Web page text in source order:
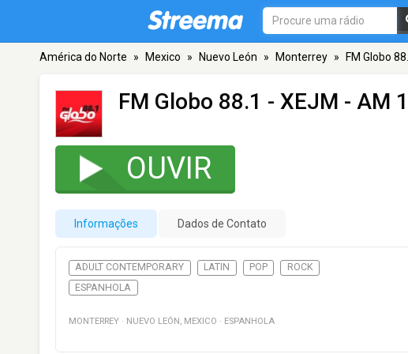
América do Norte » Mexico » Nuevo León » Monterrey » FM Globo
FM Globo 88.1 - XEJM - AM
OUVIR
Informações Dados de Contato
ADULT CONTEMPORARY LATIN POP
ROCK
ESPANHOLA
MONTERREY · NUEVO LEÓN , MEXICO · ESPANHOLA